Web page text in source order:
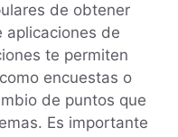
de obtener
aplicaciones de
te permiten
encuestas o
de puntos que
Es importante